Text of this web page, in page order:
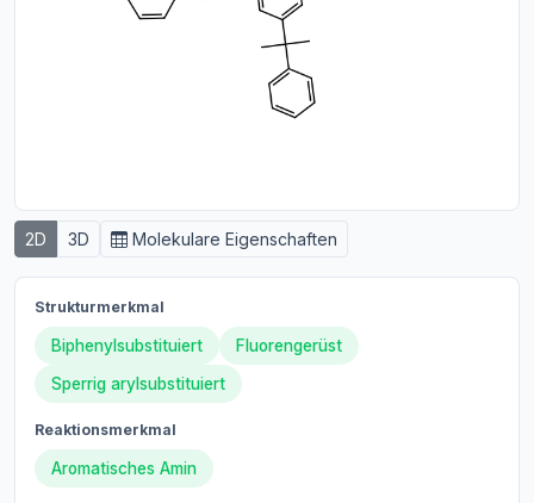
2D 3D Molekulare Eigenschaften
Strukturmerkmal
Biphenylsubstituiert
Fluorengerüst
Sperrig arylsubstituiert
Reaktionsmerkmal
Aromatisches Amin